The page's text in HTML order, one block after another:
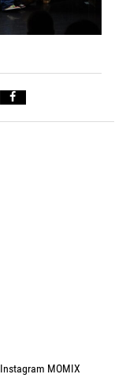
Instagram MOMIX